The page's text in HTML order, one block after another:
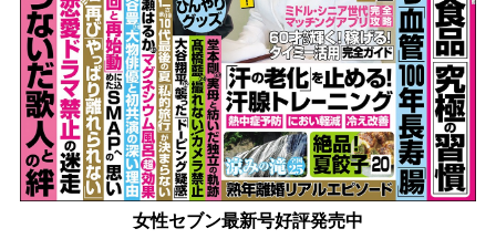
女性セブン最新号好評発売中